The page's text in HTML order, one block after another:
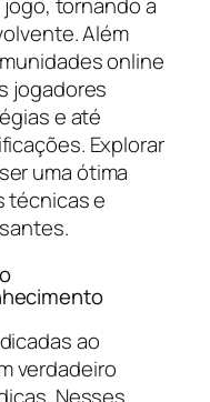
tornando a
Além
online
jogadores
e até
Explorar
uma ótima
técnicas e
ao
verdadeiro